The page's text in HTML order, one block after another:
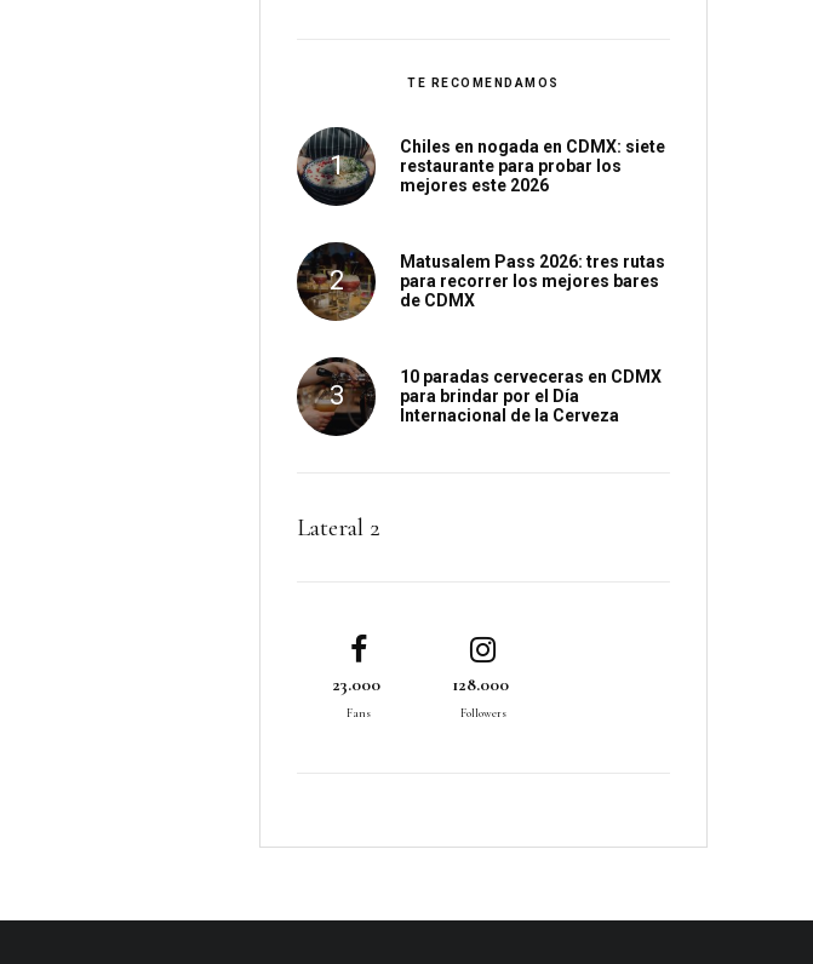
TE RECOMENDAMOS
Chiles en nogada en CDMX: siete
restaurante para probar los
mejores este 2026
Matusalem Pass 2026: tres rutas
para recorrer los mejores bares
de CDMX
10 paradas cerveceras en CDMX
para brindar por el Día
Internacional de la Cerveza
Lateral 2
23.000
Fans
128.000
Followers